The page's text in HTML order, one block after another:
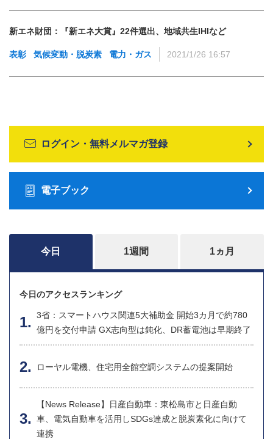
新エネ財団：『新エネ大賞』22件選出、地域共生IHIなど
表彰 気候変動・脱炭素 電力・ガス 2021/1/26 16:57
ログイン・無料メルマガ登録
電子ブック
今日 1週間 1ヵ月
今日のアクセスランキング
3省：スマートハウス関連5大補助金 開始3カ月で約780
億円を交付申請 GX志向型は鈍化、DR蓄電池は早期終了
ローヤル電機、住宅用全館空調システムの提案開始
【News Release】日産自動車：東松島市と日産自動
車、電気自動車を活用しSDGs達成と脱炭素化に向けて
連携